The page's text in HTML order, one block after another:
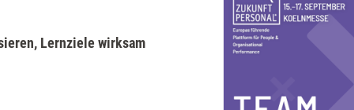
Lernziele wirksam